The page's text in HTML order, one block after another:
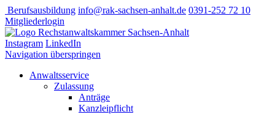
Berufsausbildung info@rak-sachsen-anhalt.de 0391-252 72 10
Mitgliederlogin
Instagram LinkedIn
Navigation überspringen
Anwaltsservice
Zulassung
Anträge
Kanzleipflicht